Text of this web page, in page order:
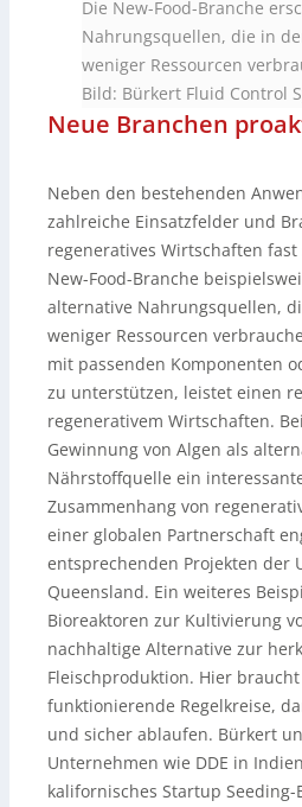
Die New-Food-Branche
Nahrungsquellen, die in
weniger Ressourcen
Bild: Bürkert Fluid Control
Neue Branchen
Neben den bestehenden
zahlreiche Einsatzfelder und
regeneratives Wirtschaften
New-Food-Branche
alternative Nahrungsquellen,
weniger Ressourcen
mit passenden Komponenten
zu unterstützen, leistet einen
regenerativem Wirtschaften.
Gewinnung von Algen als
Nährstoffquelle ein
Zusammenhang von
einer globalen Partnerschaft
entsprechenden Projekten der
Queensland. Ein weiteres
Bioreaktoren zur Kultivierung
nachhaltige Alternative zur
Fleischproduktion. Hier braucht
funktionierende Regelkreise,
und sicher ablaufen. Bürkert
Unternehmen wie DDE in
kalifornisches Startup